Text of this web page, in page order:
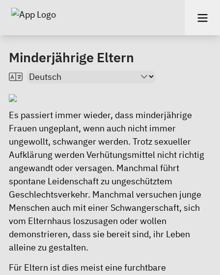
Minderjährige Eltern
Es passiert immer wieder, dass minderjährige
Frauen ungeplant, wenn auch nicht immer
ungewollt, schwanger werden. Trotz sexueller
Aufklärung werden Verhütungsmittel nicht richtig
angewandt oder versagen. Manchmal führt
spontane Leidenschaft zu ungeschütztem
Geschlechtsverkehr. Manchmal versuchen junge
Menschen auch mit einer Schwangerschaft, sich
vom Elternhaus loszusagen oder wollen
demonstrieren, dass sie bereit sind, ihr Leben
alleine zu gestalten.
Für Eltern ist dies meist eine furchtbare